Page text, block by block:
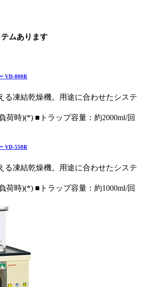
ムあります
VD-800R
る凍結乾燥機。用途に合わせたシステ
荷時)(*) ■トラップ容量：約2000ml/回
VD-550R
る凍結乾燥機。用途に合わせたシステ
荷時)(*) ■トラップ容量：約1000ml/回